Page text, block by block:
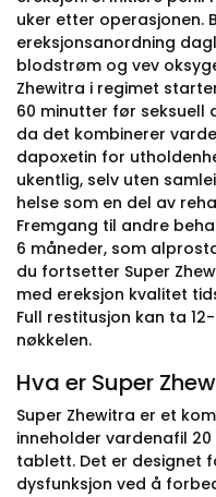
uker etter operasjonen.
ereksjonsanordning
blodstrøm og vev
Zhewitra i regimet
60 minutter før seksuell
da det kombinerer
dapoxetin for
ukentlig, selv uten
helse som en del av
Fremgang til andre
6 måneder, som
du fortsetter Super
med ereksjon kvalitet
Full restitusjon kan ta
nøkkelen.
Hva er Super
Super Zhewitra er et
inneholder vardenafil
tablett. Det er designet
dysfunksjon ved å